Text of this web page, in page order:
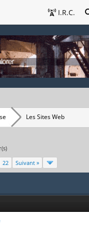
I.R.C.
Les Sites Web
22 Suivant »